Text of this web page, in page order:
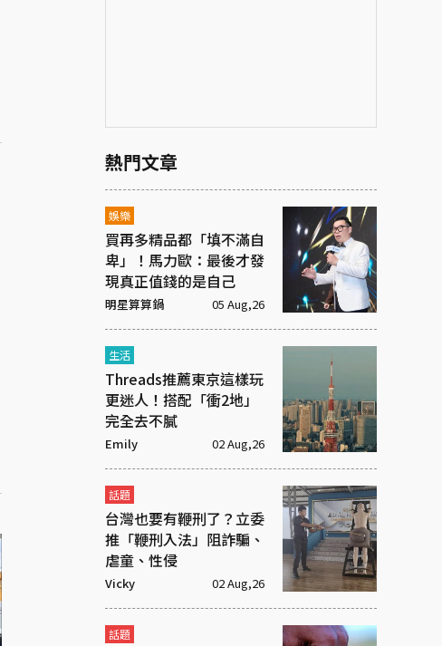
熱門文章
娛樂
買再多精品都「填不滿自
卑」！馬力歐：最後才發
現真正值錢的是自己
明星算算鍋 05 Aug,26
生活
Threads推薦東京這樣玩
更迷人！搭配「衝2地」
完全去不膩
Emily 02 Aug,26
話題
台灣也要有鞭刑了？立委
推「鞭刑入法」阻詐騙、
虐童、性侵
Vicky 02 Aug,26
話題